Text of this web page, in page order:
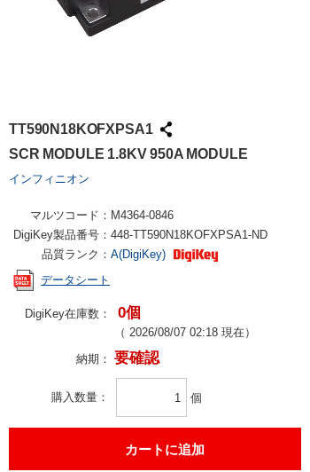
TT590N18KOFXPSA1
SCR MODULE 1.8KV 950A MODULE
インフィニオン
マルツコード： M4364-0846
DigiKey製品番号： 448-TT590N18KOFXPSA1-ND
品質ランク： A(DigiKey)
データシート
DigiKey在庫数： 0個
（ 2026/08/07 02:18 現在）
納期： 要確認
購入数量 個